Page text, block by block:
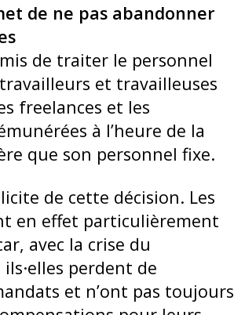
de ne pas abandonner
de traiter le personnel
et travailleuses
freelances et les
à l’heure de la
que son personnel fixe.
de cette décision. Les
en effet particulièrement
avec la crise du
perdent de
et n’ont pas toujours